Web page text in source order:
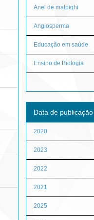
Anel de malpighi
Angiosperma
Educação em saúde
Ensino de Biologia
Data de publicação
2020
2023
2022
2021
2025